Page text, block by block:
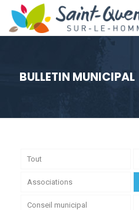
BULLETIN MUNICIPAL
Tout
Associations
Conseil municipal